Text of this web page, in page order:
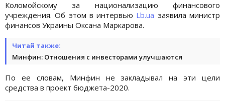
Коломойскому за национализацию финансового
учреждения. Об этом в интервью Lb.ua заявила министр
финансов Украины Оксана Маркарова.
Читай также:
Минфин: Отношения с инвесторами улучшаются
По ее словам, Минфин не закладывал на эти цели
средства в проект бюджета-2020.